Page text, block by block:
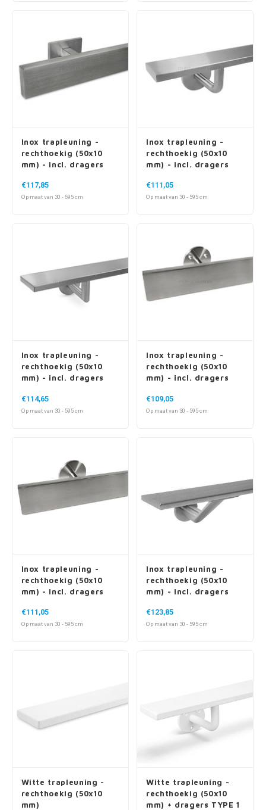
Inox trapleuning -
rechthoekig (50x10
mm) - incl. dragers
€117,85
Op maat van 30 - 595 cm
Inox trapleuning -
rechthoekig (50x10
mm) - incl. dragers
€111,05
Op maat van 30 - 595 cm
Inox trapleuning -
rechthoekig (50x10
mm) - incl. dragers
€114,65
Op maat van 30 - 595 cm
Inox trapleuning -
rechthoekig (50x10
mm) - incl. dragers
€109,05
Op maat van 30 - 595 cm
Inox trapleuning -
rechthoekig (50x10
mm) - incl. dragers
€111,05
Op maat van 30 - 595 cm
Inox trapleuning -
rechthoekig (50x10
mm) - incl. dragers
€123,85
Op maat van 30 - 595 cm
Witte trapleuning -
rechthoekig (50x10
mm)
Witte trapleuning -
rechthoekig (50x10
mm) + dragers TYPE 1